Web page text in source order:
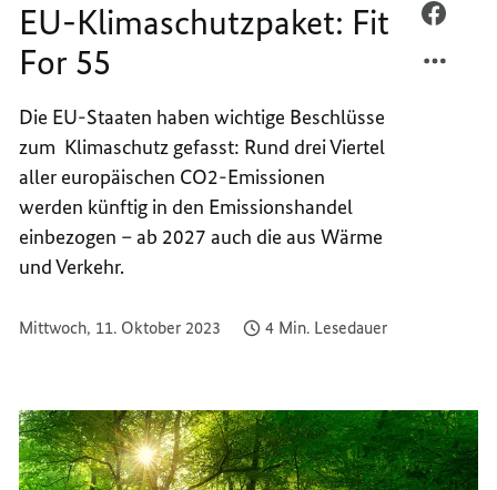
EU-Klimaschutzpaket: Fit
For 55
Die EU-Staaten haben wichtige Beschlüsse
zum Klimaschutz gefasst: Rund drei Viertel
aller europäischen CO2-Emissionen
werden künftig in den Emissionshandel
einbezogen – ab 2027 auch die aus Wärme
und Verkehr.
Mittwoch, 11. Oktober 2023 4 Min. Lesedauer